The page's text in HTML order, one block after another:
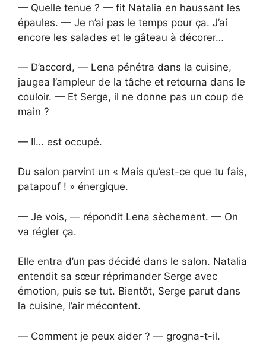
— Quelle tenue ? — fit Natalia en haussant les
épaules. — Je n’ai pas le temps pour ça. J’ai
encore les salades et le gâteau à décorer…
— D’accord, — Lena pénétra dans la cuisine,
jaugea l’ampleur de la tâche et retourna dans le
couloir. — Et Serge, il ne donne pas un coup de
main ?
— Il… est occupé.
Du salon parvint un « Mais qu’est-ce que tu fais,
patapouf ! » énergique.
— Je vois, — répondit Lena sèchement. — On
va régler ça.
Elle entra d’un pas décidé dans le salon. Natalia
entendit sa sœur réprimander Serge avec
émotion, puis se tut. Bientôt, Serge parut dans
la cuisine, l’air mécontent.
— Comment je peux aider ? — grogna-t-il.